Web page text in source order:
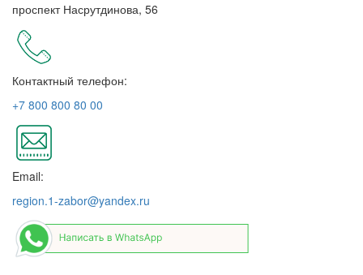
проспект Насрутдинова, 56
Контактный телефон:
+7 800 800 80 00
Email:
region.1-zabor@yandex.ru